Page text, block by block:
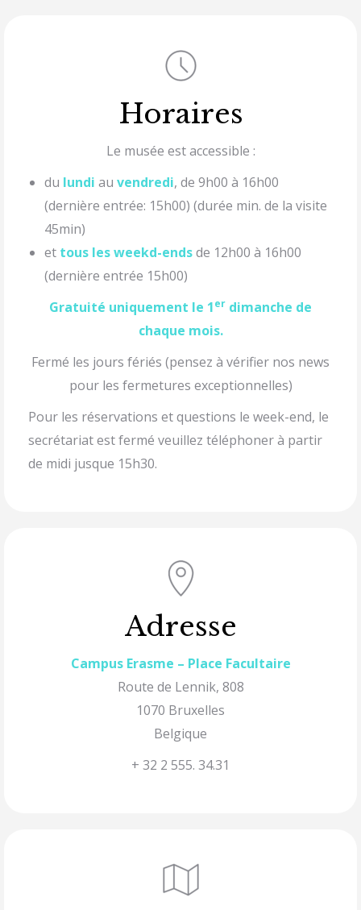
Horaires
Le musée est accessible :
du lundi au vendredi, de 9h00 à 16h00
(dernière entrée: 15h00) (durée min. de la visite
45min)
et tous les weekd-endsde 12h00 à 16h00
(dernière entrée 15h00)
Gratuité uniquement le 1er dimanche de
chaque mois.
Fermé les jours fériés (pensez à vérifier nos news
pour les fermetures exceptionnelles)
Pour les réservations et questions le week-end, le
secrétariat est fermé veuillez téléphoner à partir
de midi jusque 15h30.
Adresse
Campus Erasme – Place Facultaire
Route de Lennik, 808
1070 Bruxelles
Belgique
+ 32 2 555. 34.31